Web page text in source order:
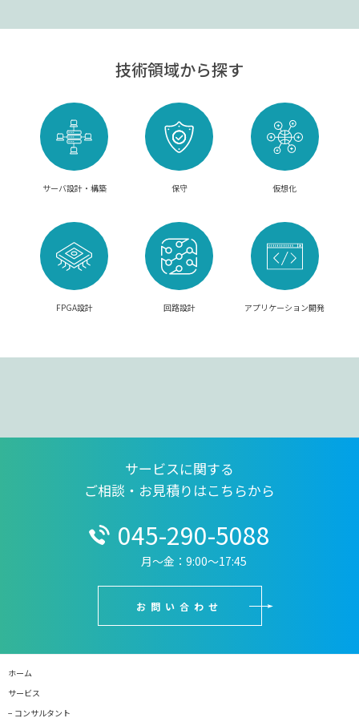
技術領域から探す
サーバ設計・構築 保守 仮想化
FPGA設計 回路設計 アプリケーション開発
サービスに関する
ご相談・お見積りはこちらから
045-290-5088
月〜金：9:00〜17:45
お問い合わせ
ホーム
サービス
− コンサルタント